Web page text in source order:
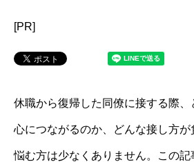
[PR]
休職から復帰した同僚に接する際
心につながるのか、どんな接し方
悩む方は少なくありません。この